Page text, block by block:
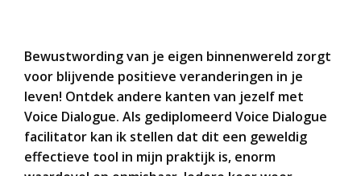
Bewustwording van je eigen binnenwereld zorgt
voor blijvende positieve veranderingen in je
leven! Ontdek andere kanten van jezelf met
Voice Dialogue. Als gediplomeerd Voice Dialogue
facilitator kan ik stellen dat dit een geweldig
effectieve tool in mijn praktijk is, enorm